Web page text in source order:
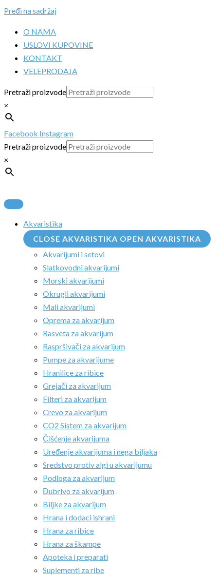
Pređi na sadržaj
O NAMA
USLOVI KUPOVINE
KONTAKT
VELEPRODAJA
Pretraži proizvode
×
Facebook Instagram
Pretraži proizvode
×
Akvaristika
CLOSE AKVARISTIKA OPEN AKVARISTIKA
Akvarijumi i setovi
Slatkovodni akvarijumi
Morski akvarijumi
Okrugli akvarijumi
Mali akvarijumi
Oprema za akvarijum
Rasveta za akvarijum
Raspršivači za akvarijum
Pumpe za akvarijume
Hranilice za ribice
Grejači za akvarijum
Filteri za akvarijum
Crevo za akvarijum
CO2 Sistem za akvarijum
Čišćenje akvarijuma
Uređenje akvarijuma i nega biljaka
Sredstvo protiv algi u akvarijumu
Podloga za akvarijum
Đubrivo za akvarijum
Biljke za akvarijum
Hrana i dodaci ishrani
Hrana za ribice
Hrana za škampe
Apoteka i preparati
Suplementi za ribe